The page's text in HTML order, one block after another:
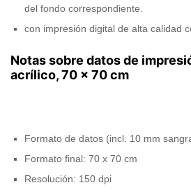
del fondo correspondiente.
con impresión digital de alta calidad
Notas sobre datos de
acrílico, 70 x 70 cm
Formato de datos (incl. 10 mm
Formato final: 70 x 70 cm
Resolución: 150 dpi